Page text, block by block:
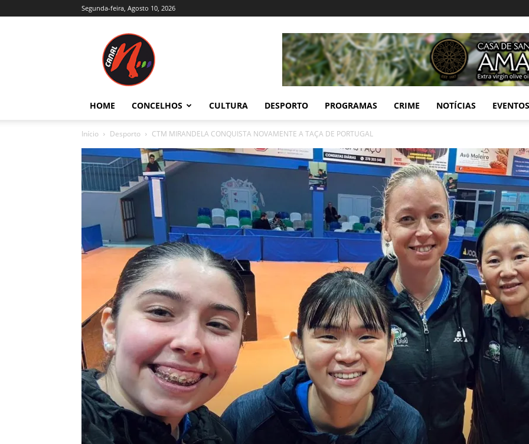
Segunda-feira, Agosto 10, 2026
Trás-
e
Alto
Douro
HOME CONCELHOS CULTURA DESPORTO PROGRAMAS CRIME NOTÍCIAS EVENTOS
Início Desporto CTM MIRANDELA CONQUISTA NOVAMENTE A TAÇA DE PORTUGAL